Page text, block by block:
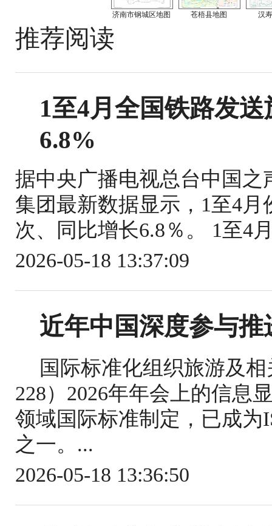
济南市钢城区地图 苍梧县地图 汉
推荐阅读
1至4月全国铁路发
6.8%
据中央广播电视总台中国
集团最新数据显示，1至4月
次、同比增长6.8％。 1至4
2026-05-18 13:37:09
近年中国深度参与
国际标准化组织旅游及
228）2026年年会上的信息
领域国际标准制定，已成为
之一。...
2026-05-18 13:36:50